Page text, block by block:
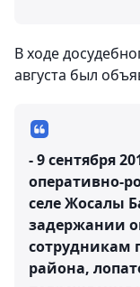
В ходе
августа был
- 9 сентября
оперативно-
селе Жосалы
задержании
сотрудникам
района,